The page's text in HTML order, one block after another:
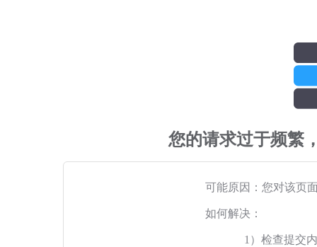
您的请求过于频繁
可能原因：您对该页
如何解决：
1）检查提交